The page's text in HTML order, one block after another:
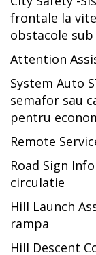
frontale la
obstacole
Attention
System Auto
semafor sau
pentru
Remote
Road Sign
circulatie
Hill Launch
rampa
Hill Descent